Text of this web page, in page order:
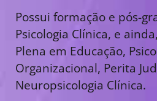
Possui formação e pós-
Psicologia Clínica, e
Plena em Educação,
Organizacional, Perita
Neuropsicologia Clínica.